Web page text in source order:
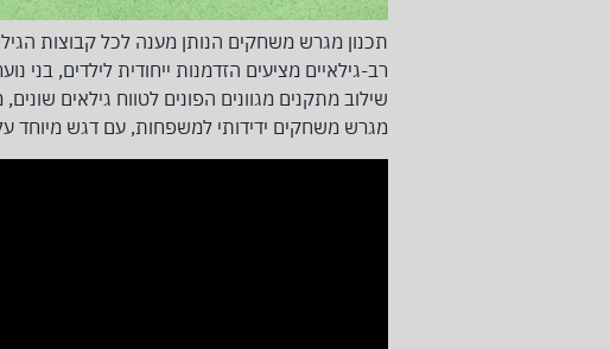
תכנון מגרש משחקים הנותן מענה לכל קבוצות
רב-גילאיים מציעים הזדמנות ייחודית לילדים, בני
שילוב מתקנים מגוונים הפונים לטווח גילאים
מגרש משחקים ידידותי למשפחות, עם דגש מיוחד